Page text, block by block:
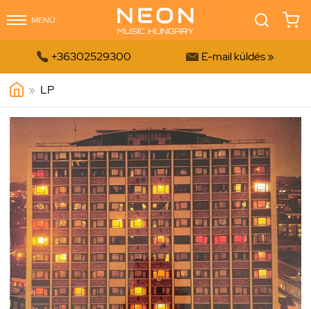
MENÜ
 +36302529300  E-mail küldés »
» LP